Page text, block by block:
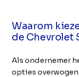
Waarom
de Chevrolet
Als ondernemer
opties